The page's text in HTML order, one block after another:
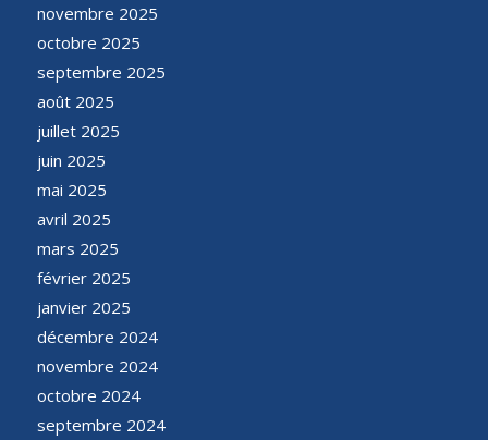
novembre 2025
octobre 2025
septembre 2025
août 2025
juillet 2025
juin 2025
mai 2025
avril 2025
mars 2025
février 2025
janvier 2025
décembre 2024
novembre 2024
octobre 2024
septembre 2024